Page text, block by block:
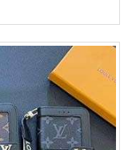
かわいい